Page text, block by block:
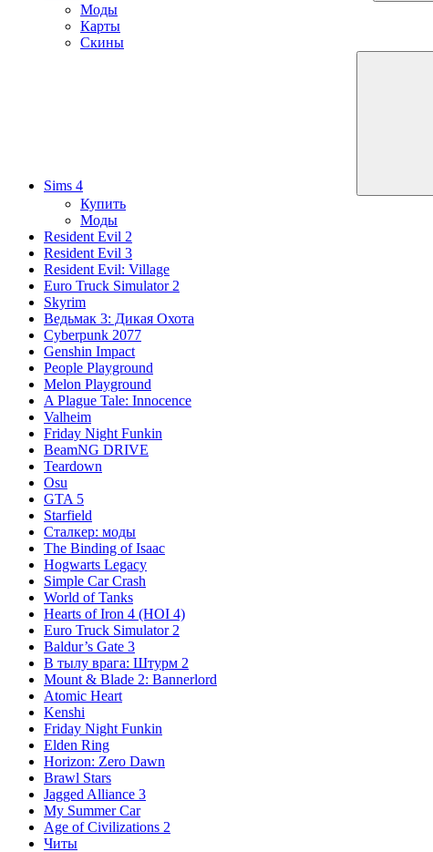
Моды
Карты
Скины
Sims 4
Купить
Моды
Resident Evil 2
Resident Evil 3
Resident Evil: Village
Euro Truck Simulator 2
Skyrim
Ведьмак 3: Дикая Охота
Cyberpunk 2077
Genshin Impact
People Playground
Melon Playground
A Plague Tale: Innocence
Valheim
Friday Night Funkin
BeamNG DRIVE
Teardown
Osu
GTA 5
Starfield
Сталкер: моды
The Binding of Isaac
Hogwarts Legacy
Simple Car Crash
World of Tanks
Hearts of Iron 4 (HOI 4)
Euro Truck Simulator 2
Baldur’s Gate 3
В тылу врага: Штурм 2
Mount & Blade 2: Bannerlord
Atomic Heart
Kenshi
Friday Night Funkin
Elden Ring
Horizon: Zero Dawn
Brawl Stars
Jagged Alliance 3
My Summer Car
Age of Civilizations 2
Читы